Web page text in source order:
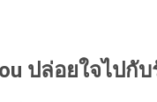
ปล่อยใจไปกับ